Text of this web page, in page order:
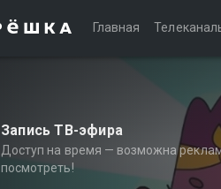
Главная
Запись ТВ-эфира
Доступ на время — возможна
посмотреть!